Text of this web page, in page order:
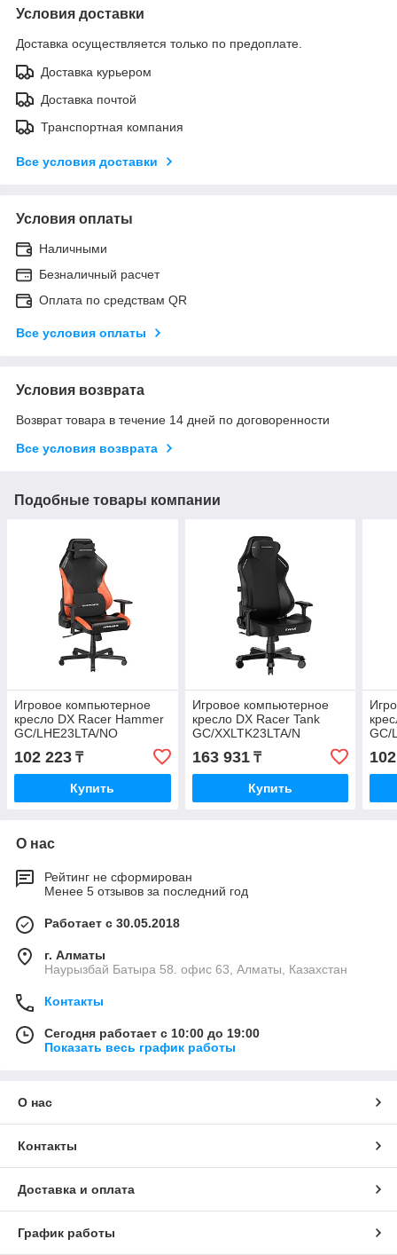
Условия доставки
Доставка осуществляется только по предоплате.
Доставка курьером
Доставка почтой
Транспортная компания
Все условия доставки
Условия оплаты
Наличными
Безналичный расчет
Оплата по средствам QR
Все условия оплаты
Условия возврата
Возврат товара в течение 14 дней по договоренности
Все условия возврата
Подобные товары компании
Игровое компьютерное
кресло DX Racer Hammer
GC/LHE23LTA/NO
102 223 ₸
Купить
Игровое компьютерное
кресло DX Racer Tank
GC/XXLTK23LTA/N
163 931₸
Купить
GC/
О нас
Рейтинг не сформирован
Менее 5 отзывов за последний год
Работает с 30.05.2018
г. Алматы
Наурызбай Батыра 58. офис 63, Алматы, Казахстан
Контакты
Сегодня работает с 10:00 до 19:00
Показать весь график работы
О нас
Контакты
Доставка и оплата
График работы